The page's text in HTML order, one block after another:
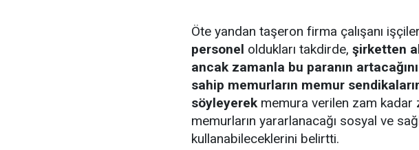
Öte yandan taşeron firma çalışanı
personel oldukları takdirde, şirketten
ancak zamanla bu paranın
sahip memurların memur
söyleyerekmemura verilen zam kadar
memurların yararlanacağı sosyal ve
kullanabileceklerini belirtti.